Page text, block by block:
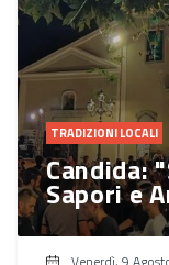
TRADIZIONI LOCALI
Candida:
Sapori e